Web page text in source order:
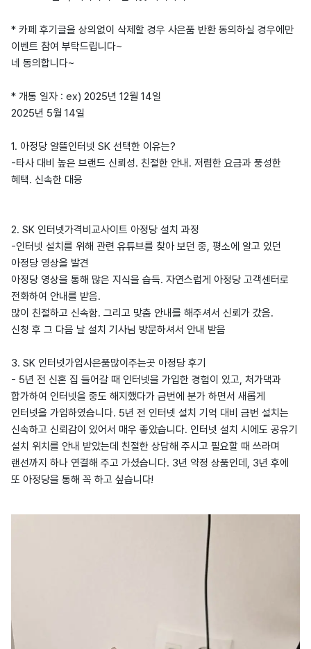
* 카페 후기글을 상의없이 삭제할 경우 사은품 반환 동의하실 경우에만
이벤트 참여 부탁드립니다~
네 동의합니다~
* 개통 일자 : ex) 2025년 12월 14일
2025년 5월 14일
1. 아정당 알뜰인터넷 SK 선택한 이유는?
-타사 대비 높은 브랜드 신뢰성. 친절한 안내. 저렴한 요금과 풍성한
혜택. 신속한 대응
2. SK 인터넷가격비교사이트 아정당 설치 과정
-인터넷 설치를 위해 관련 유튜브를 찾아 보던 중, 평소에 알고 있던
아정당 영상을 발견
아정당 영상을 통해 많은 지식을 습득. 자연스럽게 아정당 고객센터로
전화하여 안내를 받음.
많이 친절하고 신속함. 그리고 맞춤 안내를 해주셔서 신뢰가 갔음.
신청 후 그 다음 날 설치 기사님 방문하셔서 안내 받음
3. SK 인터넷가입사은품많이주는곳 아정당 후기
- 5년 전 신혼 집 들어갈 때 인터넷을 가입한 경험이 있고, 처가댁과
합가하여 인터넷을 중도 해지했다가 금번에 분가 하면서 새롭게
인터넷을 가입하였습니다. 5년 전 인터넷 설치 기억 대비 금번 설치는
신속하고 신뢰감이 있어서 매우 좋았습니다. 인터넷 설치 시에도 공유기
설치 위치를 안내 받았는데 친절한 상담해 주시고 필요할 때 쓰라며
랜선까지 하나 연결해 주고 가셨습니다. 3년 약정 상품인데, 3년 후에
또 아정당을 통해 꼭 하고 싶습니다!